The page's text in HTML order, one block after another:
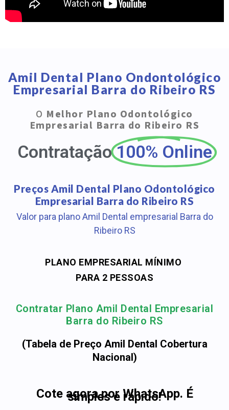
Amil Dental Plano Ondontológico
Empresarial Barra do Ribeiro RS
O Melhor Plano Odontológico
Empresarial Barra do Ribeiro RS
Contratação 100% Online
Preços Amil Dental Plano Odontológico
Empresarial Barra do Ribeiro RS
Valor para plano Amil Dental empresarial Barra do
Ribeiro RS
PLANO EMPRESARIAL MÍNIMO
PARA 2 PESSOAS
Contratar Plano Amil Dental Empresarial
Barra do Ribeiro RS
(Tabela de Preço Amil Dental Cobertura
Nacional)
Cote agora por WhatsApp. É
simples e rápido!